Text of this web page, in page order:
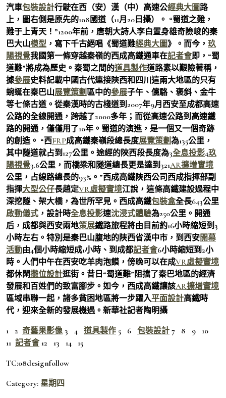
汽車包裝設計行駛在西（安）漢（中）高速公經典大圖路
上，圖右側是原先的108國道（11月20日攝）。 “蜀道之難，
難于上青天！”1200年前，唐朝大詩人李白置身雄奇險峻的秦
巴大山模型 ，寫下千古絕唱《蜀道難經典大圖》。而今， 玖
陽視覺我國第一條穿越秦嶺的西成高鐵通車在記者會即，“蜀
道難”將成為歷史。秦蜀之間的道具製作道路素以艱險著稱，
據參展史料記載中國古代連接陜西和四川這兩大地區的只有
蜿蜒在秦巴山展覽策劃 區中的參展子午、儻駱、褒斜、金牛
等七條古道。從秦漢時的古棧道到2007年9月西安至成都高速
公路的全線開通，跨越了2000多年；而從高速公路到高速鐵
路的開通，僅僅用了10年。蜀道的演進，是一個又一個奇跡
的創造。 “西FRP成高鐵秦嶺段總長度展覽策劃為135公里，
其中隧道就占到127公里。途經的陜西段長度為3全息投影4玖
陽視覺3.6公里，而橋梁和隧道總長更是達到321AR擴增實境
公里，占線路總長的93%。”西成高鐵陜西公司西成指揮部副
指揮大型公仔長趙定VR虛擬實境江說，這條高鐵建設過程中
深挖隧、架大橋，為世所罕見。西成高鐵包裝盒全長643公里
啟動儀式 ，設計時全息投影速沈浸式體驗為250公里。開通
后，成都與西安兩地策展鐵路旅程將由目前約16小時縮短到3
小時左右。特別是秦巴山腹地的陜西省漢中市，到西安開幕
活動由4個小時縮短成1小時、到成都記者會6小時縮短到2小
時。人們中午在西安吃羊肉泡饃，傍晚可以在成VR虛擬實境
都休閑攤位設計逛街。昔日“蜀道難”阻擋了秦巴地區的經濟
發展和百姓們的致富腳步。如今，西成高鐵讓該AR擴增實境
區域串聯一起，諸多貧困地區將一步躍入平面設計高鐵時
代，迎來全新的發展機遇。新華社記者陶明攝
1 2 奇藝果影像 3 4 道具製作 5 6 包裝設計 7 8 9 10
11 記者會12 13 14 15
TC:08designfollow
Category: 星期四